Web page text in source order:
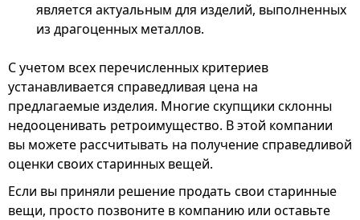
является актуальным для изделий, выполненных
из драгоценных металлов.
С учетом всех перечисленных критериев
устанавливается справедливая цена на
предлагаемые изделия. Многие скупщики склонны
недооценивать ретроимущество. В этой компании
вы можете рассчитывать на получение справедливой
оценки своих старинных вещей.
Если вы приняли решение продать свои старинные
вещи, просто позвоните в компанию или оставьте